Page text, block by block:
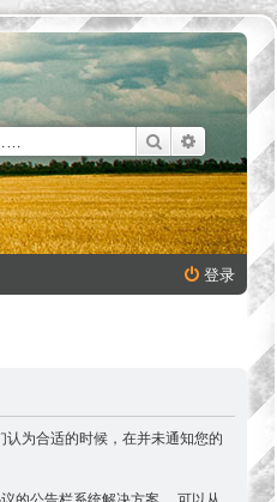
搜索
登录
认为合适的时候，在并未通知您的